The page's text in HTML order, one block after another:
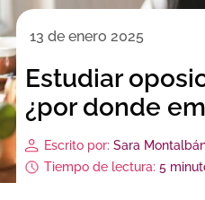
13 de enero 2025
Estudiar
¿por donde
Escrito por: Sara
Tiempo de lectura: 5